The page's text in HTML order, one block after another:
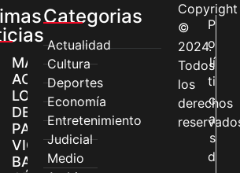
MÁS MUJERES
ACCEDEN A
LOS CANALES
DE ATENCIÓN
PARA
VIOLENCIAS
BASADAS EN
Categorias
Actualidad
Cultura
Deportes
Economía
Entretenimiento
Judicial
Medio
Copyright
©
2024.
Todos
los
derechos
P
o
lí
ti
c
a
s
d